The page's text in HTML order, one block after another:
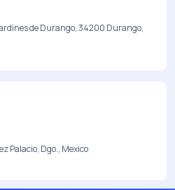
de Durango, 34200 Durango,
Palacio, Dgo., Mexico